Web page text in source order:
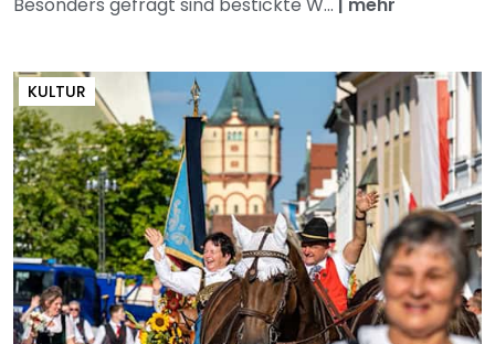
Besonders gefragt sind bestickte W... | mehr
KULTUR